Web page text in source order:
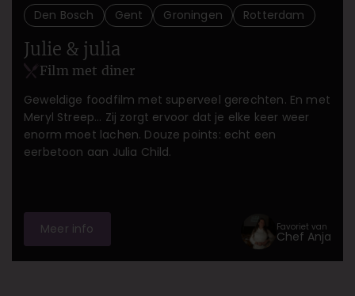
Den Bosch Gent Groningen Rotterdam
Julie & julia
Film met diner
Geweldige foodfilm met superveel gerechten. En met
Meryl Streep… Zij zorgt ervoor dat je elke keer weer
enorm moet lachen. Douze points: echt een
eerbetoon aan Julia Child.
Meer info Favoriet van
Chef Anja